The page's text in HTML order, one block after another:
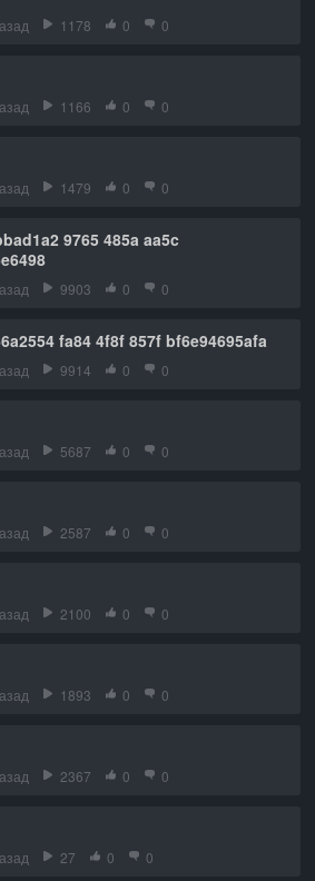
1178 0 0
1166 0 0
1479 0 0
9765 485a aa5c
9903 0 0
fa84 4f8f 857f bf6e94695afa
9914 0 0
5687 0 0
2587 0 0
2100 0 0
1893 0 0
2367 0 0
27 0 0